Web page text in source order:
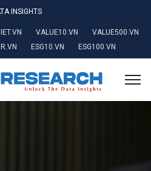
INSIGHTS
VALUE10.VN
VALUE500.VN
ESG10.VN ESG100.VN